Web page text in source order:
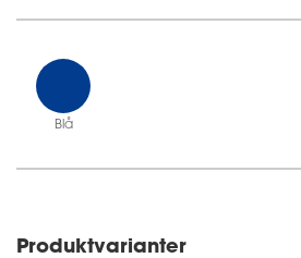
Blå
Produktvarianter